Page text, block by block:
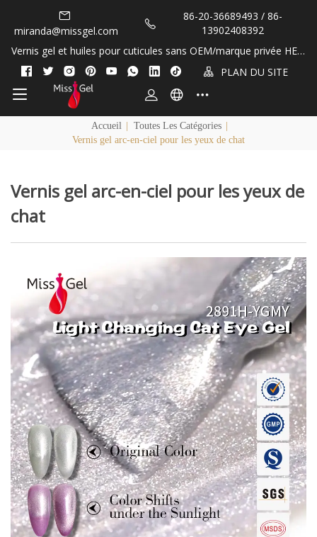
miranda@missgel.com
86-20-36689493 / 86-
13902408392
Vernis gel et huiles pour cuticules sans OEM/marque privée HEM
A et TPO&nbsp;!
PLAN DU SITE
Accueil Toutes Les Catégories
Vernis gel arc-en-ciel pour les yeux de chat
Vernis gel arc-en-ciel pour les yeux de
chat